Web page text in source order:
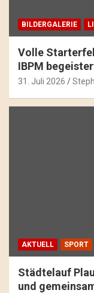
BILDERGALERIE
Volle
IBPM
31. Juli 2026
AKTUELL SPORT
Städtelauf
und